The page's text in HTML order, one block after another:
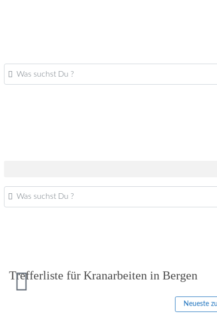
Was suchst Du ?
Was suchst Du ?
Trefferliste für Kranarbeiten in Bergen
Neueste